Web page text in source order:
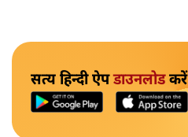
सत्य हिन्दी ऐपडाउनलोडकरें